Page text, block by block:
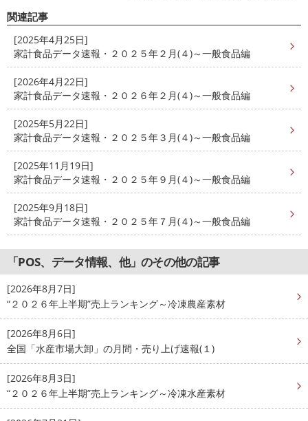
関連記事
[2025年4月25日]
家計食品データ速報・２０２５年２月(４)～一般食品編
[2026年4月22日]
家計食品データ速報・２０２６年２月(４)～一般食品編
[2025年5月22日]
家計食品データ速報・２０２５年３月(４)～一般食品編
[2025年11月19日]
家計食品データ速報・２０２５年９月(４)～一般食品編
[2025年9月18日]
家計食品データ速報・２０２５年７月(４)～一般食品編
「POS、データ情報、他」のその他の記事
[2026年8月7日]
“２０２６年上半期”売上ランキング～冷凍農産素材
[2026年8月6日]
全国「水産市場大卸」の月間・売り上げ速報(１)
[2026年8月3日]
“２０２６年上半期”売上ランキング～冷凍水産素材